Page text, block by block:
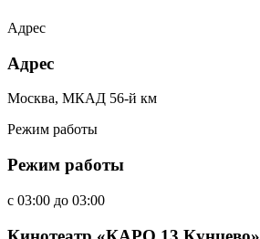
Адрес
Адрес
Москва, МКАД 56-й км
Режим работы
Режим работы
c 03:00 до 03:00